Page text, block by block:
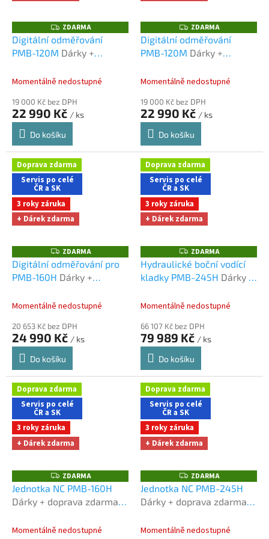
Z
D
A
R
ZDARMA
Digitální odměřování
PMB-120M Dárky +
nákupu na e-shopu
Momentálně nedostupné
19 000 Kč bez DPH
22 990 Kč / ks
Do košíku
Z
D
A
R
ZDARMA
Digitální odměřování
PMB-120M Dárky +
nákupu na e-shopu
Momentálně nedostupné
19 000 Kč bez DPH
22 990 Kč / ks
Do košíku
Doprava zdarma
Servis po celé
ČR a SK
3 roky záruka
+ Dárek zdarma
Z
D
A
R
ZDARMA
Digitální odměřování pro
PMB-160H Dárky +
nákupu na e-shopu
Momentálně nedostupné
20 653 Kč bez DPH
24 990 Kč / ks
Do košíku
Doprava zdarma
Servis po celé
ČR a SK
3 roky záruka
+ Dárek zdarma
Z
D
A
R
ZDARMA
Hydraulické boční vodící
kladky PMB-245H Dárky +
nákupu na e-shopu
Momentálně nedostupné
66 107 Kč bez DPH
79 989 Kč / ks
Do košíku
Doprava zdarma
Servis po celé
ČR a SK
3 roky záruka
+ Dárek zdarma
Z
D
A
R
M
ZDARMA
Jednotka NC PMB-160H
Dárky + doprava zdarma
Momentálně nedostupné
Doprava zdarma
Servis po celé
ČR a SK
3 roky záruka
+ Dárek zdarma
Z
D
A
R
M
ZDARMA
Jednotka NC PMB-245H
Dárky + doprava zdarma
Momentálně nedostupné